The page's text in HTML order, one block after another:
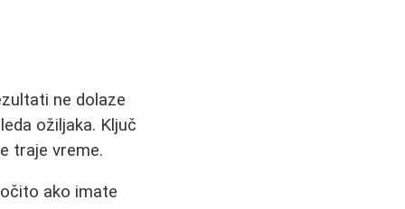
ne dolaze
ožiljaka. Ključ
traje vreme.
ako imate